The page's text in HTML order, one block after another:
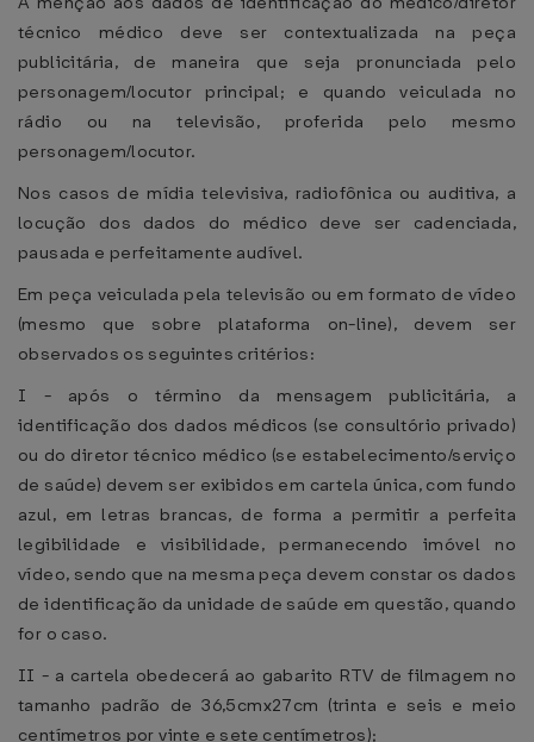
técnico médico deve ser contextualizada na peça
publicitária, de maneira que seja pronunciada pelo
personagem/locutor principal; e quando veiculada no
rádio ou na televisão, proferida pelo mesmo
personagem/locutor.
Nos casos de mídia televisiva, radiofônica ou auditiva, a
locução dos dados do médico deve ser cadenciada,
pausada e perfeitamente audível.
Em peça veiculada pela televisão ou em formato de vídeo
(mesmo que sobre plataforma on-line), devem ser
observados os seguintes critérios:
I - após o término da mensagem publicitária, a
identificação dos dados médicos (se consultório privado)
ou do diretor técnico médico (se estabelecimento/serviço
de saúde) devem ser exibidos em cartela única, com fundo
azul, em letras brancas, de forma a permitir a perfeita
legibilidade e visibilidade, permanecendo imóvel no
vídeo, sendo que na mesma peça devem constar os dados
de identificação da unidade de saúde em questão, quando
for o caso.
II - a cartela obedecerá ao gabarito RTV de filmagem no
tamanho padrão de 36,5cmx27cm (trinta e seis e meio
centímetros por vinte e sete centímetros);